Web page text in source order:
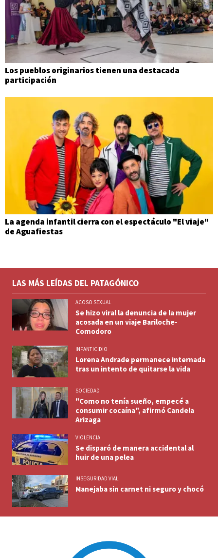
Los pueblos originarios tienen una destacada
participación
La agenda infantil cierra con el espectáculo "El viaje"
de Aguafiestas
LAS MÁS LEÍDAS DEL PATAGÓNICO
ACOSO SEXUAL
Se hizo viral la denuncia de la mujer
acosada en un viaje Bariloche-
Comodoro
INFANTICIDIO
Lorena Andrade permanece internada
tras un intento de quitarse la vida
SOCIEDAD
"Como no tenía sueño, empecé a
consumir cocaína", afirmó Candela
Arizaga
VIOLENCIA
Se disparó de manera accidental al
huir de una pelea
INSEGURIDAD VIAL
Manejaba sin carnet ni seguro y chocó